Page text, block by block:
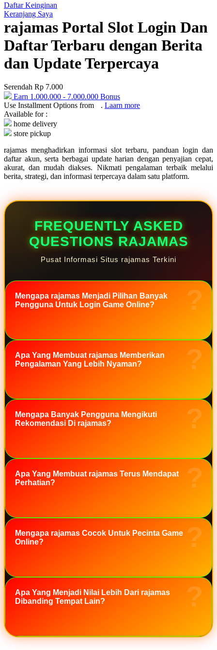
Q
QV Baby
R
Real Shades
Ribbon Madness
Sebamed
Silver Cross
Simply Idea
Spectra
Squishmallows
Starbooks
Sumimo
Swimava
Tutti Bambini
U
Veja
Waterland
X
Daftar Keinginan
Keranjang Saya
rajamas Portal Slot Login Dan
Daftar Terbaru dengan Berita
dan Update Terpercaya
Serendah Rp 7.000
Earn 1.000.000 - 7.000.000 Bonus
Use Installment Options from
. Laarn more
Available for :
home delivery
store pickup
rajamas menghadirkan informasi slot terbaru, panduan login dan
daftar akun, serta berbagai update harian dengan penyajian cepat,
akurat, dan mudah diakses. Nikmati pengalaman terbaik melalui
berita, strategi, dan informasi terpercaya dalam satu platform.
FREQUENTLY ASKED
QUESTIONS RAJAMAS
Pusat Informasi Situs rajamas Terkini
Mengapa rajamas Menjadi Pilihan Banyak
Pengguna Untuk Login Game Online?
Apa Yang Membuat rajamas Memberikan
Pengalaman Yang Lebih Nyaman?
Mengapa Banyak Pengguna Mengikuti
Rekomendasi Di rajamas?
Apa Yang Membuat rajamas Terus Mendapat
Perhatian?
Mengapa rajamas Cocok Untuk Pecinta Game
Online?
Apa Yang Menjadi Nilai Lebih Dari rajamas
Dibanding Tempat Lain?